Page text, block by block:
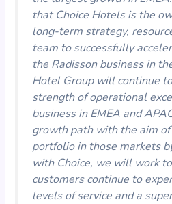
that Choice Hotels is the
long-term strategy,
team to successfully
the Radisson business in
Hotel Group will continue
strength of operational
business in EMEA and
growth path with the aim
portfolio in those markets
with Choice, we will work
customers continue to
levels of service and a